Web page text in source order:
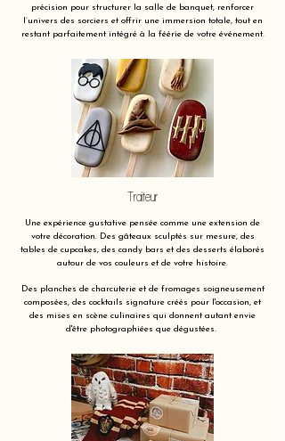
précision pour structurer la salle de banquet, renforcer
l’univers des sorciers et offrir une immersion totale, tout en
restant parfaitement intégré à la féérie de votre événement.
Traiteur
Une expérience gustative pensée comme une extension de
votre décoration. Des gâteaux sculptés sur mesure, des
tables de cupcakes, des candy bars et des desserts élaborés
autour de vos couleurs et de votre histoire.
Des planches de charcuterie et de fromages soigneusement
composées, des cocktails signature créés pour l'occasion, et
des mises en scène culinaires qui donnent autant envie
d'être photographiées que dégustées.